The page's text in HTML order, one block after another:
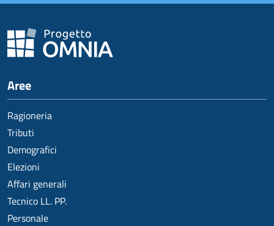
Aree
Ragioneria
Tributi
Demografici
Elezioni
Affari generali
Tecnico LL. PP.
Personale